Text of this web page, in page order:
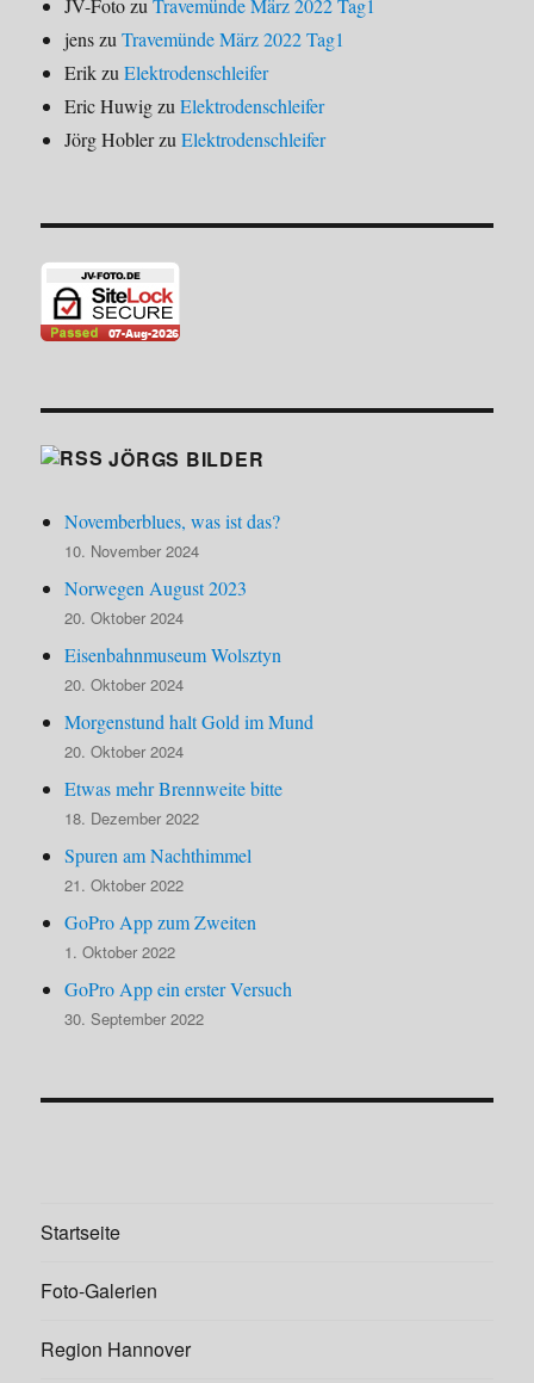
jenszuTravemünde März 2022 Tag1
ErikzuElektrodenschleifer
Eric HuwigzuElektrodenschleifer
Jörg HoblerzuElektrodenschleifer
JÖRGS BILDER
Novemberblues, was ist das?
10. November 2024
Norwegen August 2023
20. Oktober 2024
Eisenbahnmuseum Wolsztyn
20. Oktober 2024
Morgenstund halt Gold im Mund
20. Oktober 2024
Etwas mehr Brennweite bitte
18. Dezember 2022
Spuren am Nachthimmel
21. Oktober 2022
GoPro App zum Zweiten
1. Oktober 2022
GoPro App ein erster Versuch
30. September 2022
Startseite
Foto-Galerien
Region Hannover